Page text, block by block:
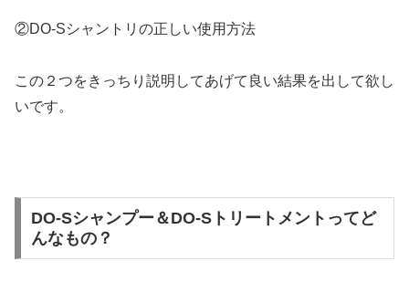
②DO-Sシャントリの正しい使用方法
この２つをきっちり説明してあげて良い結果を出して欲し
いです。
DO-Sシャンプー＆DO-Sトリートメントってど
んなもの？